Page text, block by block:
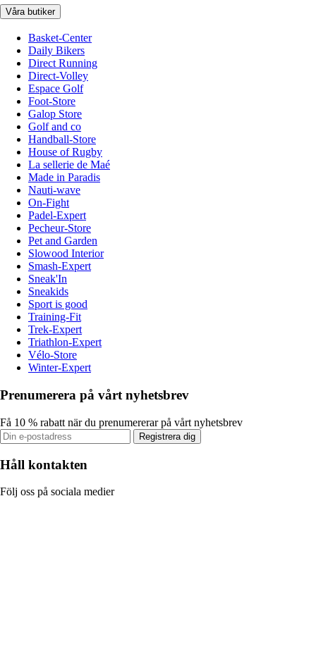
Våra butiker
Basket-Center
Daily Bikers
Direct Running
Direct-Volley
Espace Golf
Foot-Store
Galop Store
Golf and co
Handball-Store
House of Rugby
La sellerie de Maé
Made in Paradis
Nauti-wave
On-Fight
Padel-Expert
Pecheur-Store
Pet and Garden
Slowood Interior
Smash-Expert
Sneak'In
Sneakids
Sport is good
Training-Fit
Trek-Expert
Triathlon-Expert
Vélo-Store
Winter-Expert
Prenumerera på vårt nyhetsbrev
Få 10 % rabatt när du prenumererar på vårt nyhetsbrev
Registrera dig
Håll kontakten
Följ oss på sociala medier